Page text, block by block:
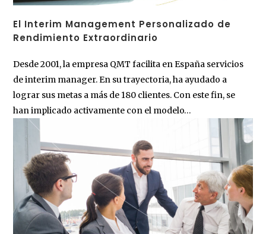
El Interim Management Personalizado de
Rendimiento Extraordinario
Desde 2001, la empresa QMT facilita en España servicios
de interim manager. En su trayectoria, ha ayudado a
lograr sus metas a más de 180 clientes. Con este fin, se
han implicado activamente con el modelo…